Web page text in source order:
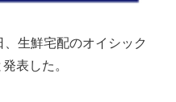
生鮮宅配のオイシック
表した。